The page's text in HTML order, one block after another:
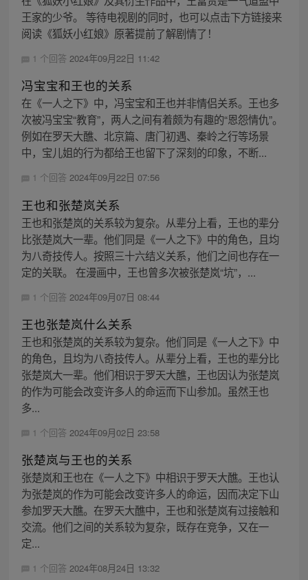
王家的少爷。 等待电视剧的同时，也可以点击下方链接来
阅读《狐妖小红娘》原著提前了解剧情了！
1 个回答 2024年09月22日 11:42
冯宝宝和王也的关系
在《一人之下》中，冯宝宝和王也并非情侣关系。王也多
次被冯宝宝“教育”，两人之间有着颇为有趣的“恩怨情仇”。
例如在罗天大醮、北京篇、唐门初遇、秦岭之行等场景
中，宝儿姐的行为都给王也留下了深刻的印象，不断...
1 个回答 2024年09月22日 07:56
王也和张楚岚关系
王也和张楚岚的关系较为复杂。从辈分上看，王也的辈分
比张楚岚大一辈。他们同是《一人之下》中的角色，且均
为八奇技传人。按照三十六结义关系，他们之间也存在一
定的关联。 在漫画中，王也曾多次被张楚岚“坑”，...
1 个回答 2024年09月07日 08:44
王也张楚岚什么关系
王也和张楚岚的关系较为复杂。他们同是《一人之下》中
的角色，且均为八奇技传人。从辈分上看，王也的辈分比
张楚岚大一辈。他们相识于罗天大醮，王也因认为张楚岚
的作为可能会改变许多人的命运而下山参加。虽然王也
多...
1 个回答 2024年09月02日 23:58
张楚岚与王也的关系
张楚岚和王也在《一人之下》中相识于罗天大醮。王也认
为张楚岚的作为可能会改变许多人的命运，因而决定下山
参加罗天大醮。在罗天大醮中，王也和张楚岚有过接触和
交流。他们之间的关系较为复杂，既存在竞争，又在一
定...
1 个回答 2024年08月24日 13:32